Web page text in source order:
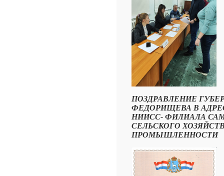
ПОЗДРАВЛЕНИЕ
ФЕДОРИЩЕВА В
НИИСС- ФИЛИАЛА
СЕЛЬСКОГО
ПРОМЫШЛЕННОСТИ